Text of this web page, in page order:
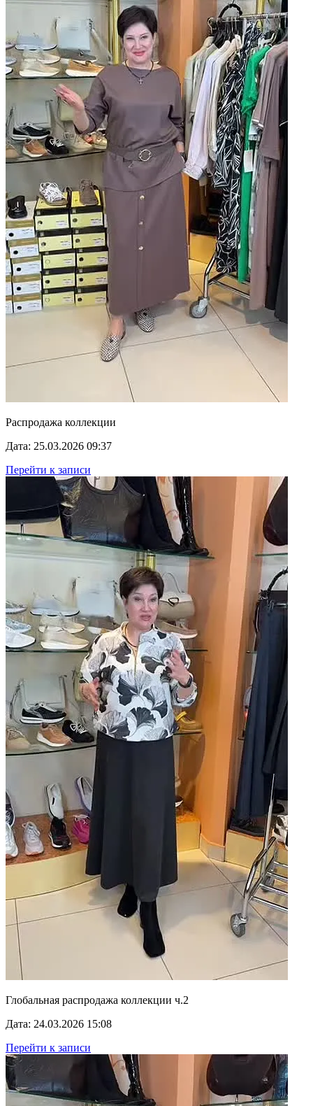
Распродажа коллекции
Дата: 25.03.2026 09:37
Перейти к записи
Глобальная распродажа коллекции ч.2
Дата: 24.03.2026 15:08
Перейти к записи